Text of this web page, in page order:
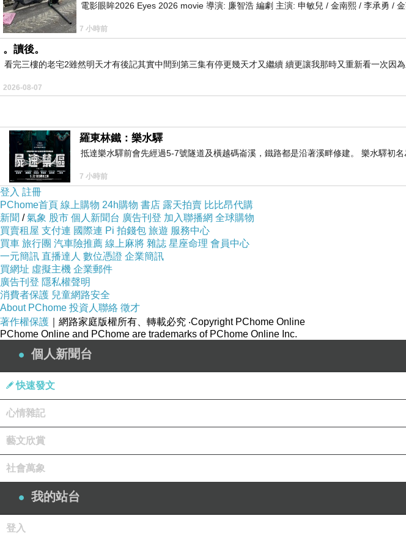
電影眼眸2026 Eyes 2026 movie 導演: 廉智浩 編劇 主演: 申敏兒 / 金南熙 / 李承勇 /
7 小時前
。讀後。
看完三樓的老宅2雖然明天才有後記其實中間到第三集有停更幾天才又繼續 續更讓我那時又重新看一次因
2026-08-07
羅東林鐵：樂水驛
抵達樂水驛前會先經過5-7號隧道及橫越碼崙溪，鐵路都是沿著溪畔修建。 樂水驛初
7 小時前
登入 註冊
PChome首頁 線上購物 24h購物 書店 露天拍賣 比比昂代購
新聞 /氣象 股市 個人新聞台 廣告刊登 加入聯播網 全球購物
買賣租屋 支付連 國際連 Pi 拍錢包 旅遊 服務中心
買車 旅行團 汽車險推薦 線上麻將 雜誌 星座命理 會員中心
一元簡訊 直播達人 數位憑證 企業簡訊
買網址 虛擬主機 企業郵件
廣告刊登 隱私權聲明
消費者保護 兒童網路安全
About PChome 投資人聯絡 徵才
著作權保護 ｜網路家庭版權所有、轉載必究 ‧Copyright PChome Online
PChome Online and PChome are trademarks of PChome Online Inc.
個人新聞台
快速發文
心情雜記
藝文欣賞
社會萬象
我的站台
登入